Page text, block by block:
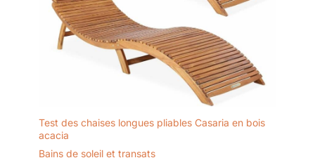
Test des chaises longues pliables Casaria en bois
acacia
Bains de soleil et transats